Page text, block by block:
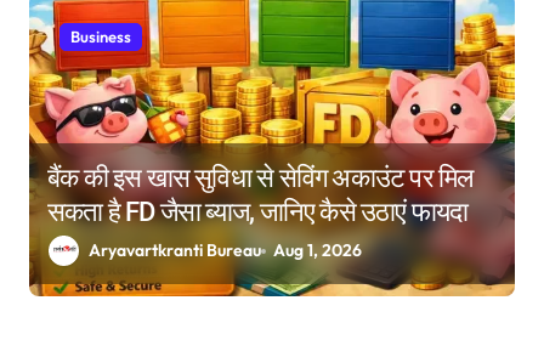
Business
बैंक की इस खास सुविधा से सेविंग अकाउंट पर मिल
सकता है FD जैसा ब्याज, जानिए कैसे उठाएं फायदा
Aryavartkranti Bureau Aug 1, 2026